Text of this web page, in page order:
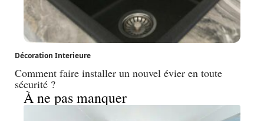
Décoration Interieure
Comment faire installer un nouvel évier en toute
sécurité ?
À ne pas manquer